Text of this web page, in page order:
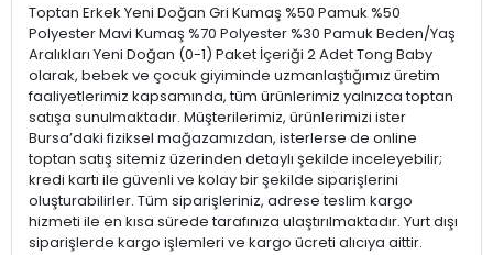
Toptan Erkek Yeni Doğan Gri Kumaş %50 Pamuk %50
Polyester Mavi Kumaş %70 Polyester %30 Pamuk Beden/Yaş
Aralıkları Yeni Doğan (0-1) Paket İçeriği 2 Adet Tong Baby
olarak, bebek ve çocuk giyiminde uzmanlaştığımız üretim
faaliyetlerimiz kapsamında, tüm ürünlerimiz yalnızca toptan
satışa sunulmaktadır. Müşterilerimiz, ürünlerimizi ister
Bursa’daki fiziksel mağazamızdan, isterlerse de online
toptan satış sitemiz üzerinden detaylı şekilde inceleyebilir;
kredi kartı ile güvenli ve kolay bir şekilde siparişlerini
oluşturabilirler. Tüm siparişleriniz, adrese teslim kargo
hizmeti ile en kısa sürede tarafınıza ulaştırılmaktadır. Yurt dışı
siparişlerde kargo işlemleri ve kargo ücreti alıcıya aittir.